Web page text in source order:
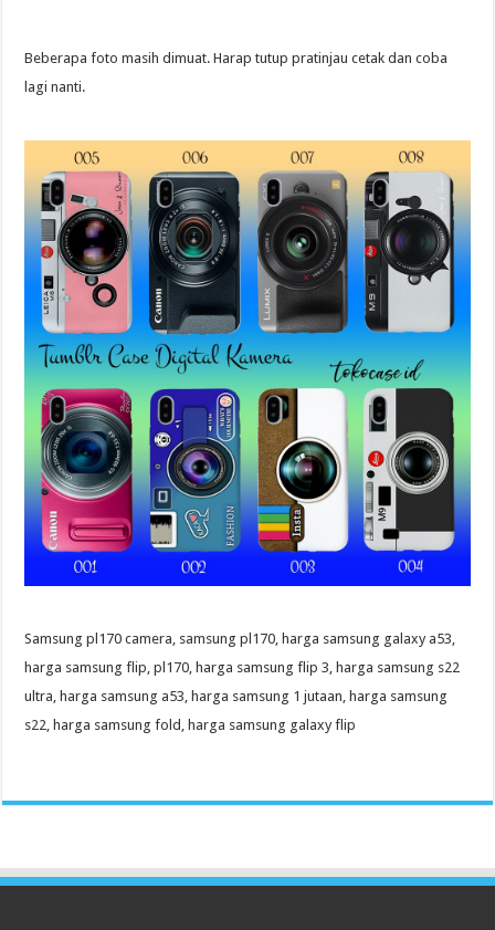
Beberapa foto masih dimuat. Harap tutup pratinjau cetak dan coba
lagi nanti.
Samsung pl170 camera, samsung pl170, harga samsung galaxy a53,
harga samsung flip, pl170, harga samsung flip 3, harga samsung s22
ultra, harga samsung a53, harga samsung 1 jutaan, harga samsung
s22, harga samsung fold, harga samsung galaxy flip